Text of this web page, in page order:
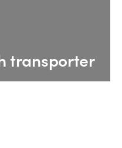
transporter